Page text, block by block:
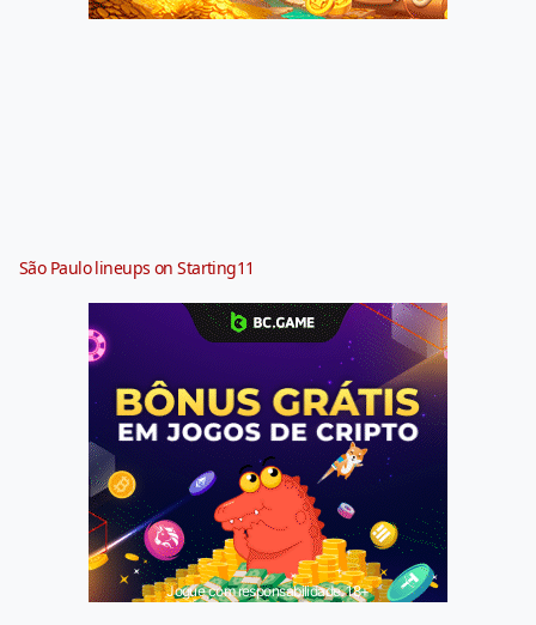
São Paulo lineups on Starting11
Jogue com responsabilidade. 18+